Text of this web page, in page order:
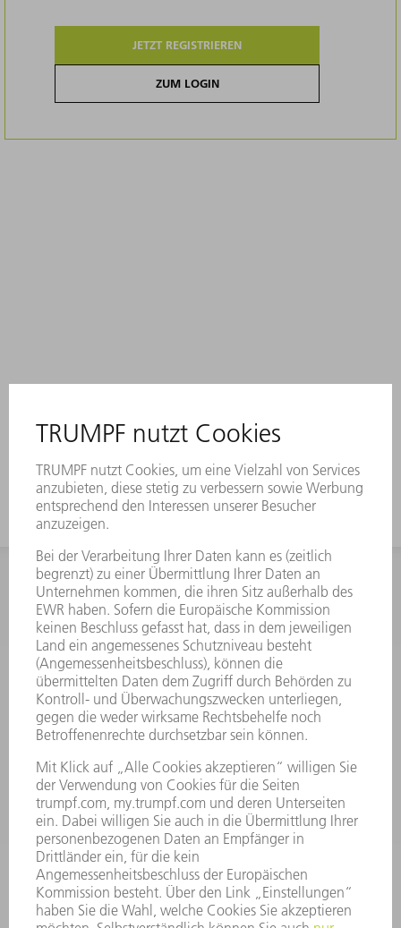
JETZT REGISTRIEREN
ZUM LOGIN
INFORMATION
Häufig gestellte Fragen
Allgemeine Geschäftsbedingungen
KONTAKT
Kundenbetreuung TRUMPF Werkzeugmaschinen
+49 7156 303 33222
Mo - Fr: 07:30 - 17:30 Uhr
Erweiterte Rufbereitschaft per Service App Mo - Fr:
06:30 - 20.00 Uhr Sa: 07:00 - 12:00 Uhr
Kundenbetreuung@trumpf.com
KONTAKT
Service TRUMPF Lasertechnik
+49 7156 303 37444
Mo - Fr: 07:30 - 18:00 Uhr
Additive Manufacturing 07:30 - 17:30 Uhr
spareparts.tld@trumpf.com